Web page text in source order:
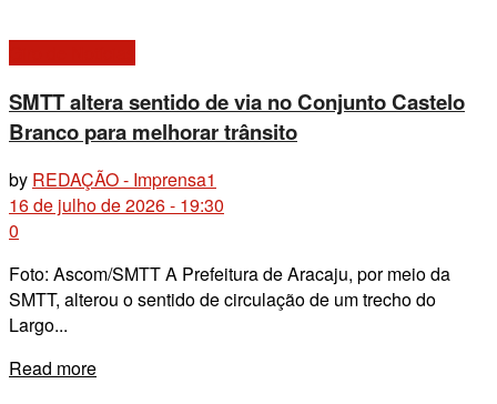
SMTT altera sentido de via no Conjunto Castelo
Branco para melhorar trânsito
by REDAÇÃO - Imprensa1
16 de julho de 2026 - 19:30
0
Foto: Ascom/SMTT A Prefeitura de Aracaju, por meio da
SMTT, alterou o sentido de circulação de um trecho do
Largo...
Read moreDetails